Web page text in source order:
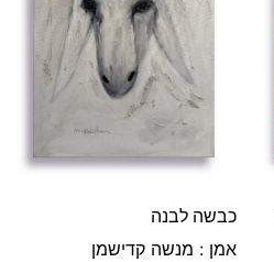
כבשה לבנה
אמן : מנשה קדישמן